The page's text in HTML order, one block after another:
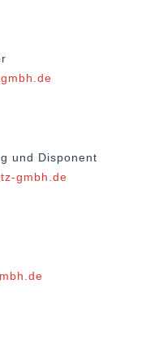
und Disponent
gmbh.de